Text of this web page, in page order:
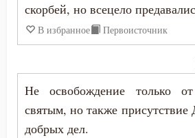
Смерть детей
Смех
Смирение
скорбей, но всецело
В избранное Первоисточник
Не освобождение только
святым, но также присутствие
добрых дел.